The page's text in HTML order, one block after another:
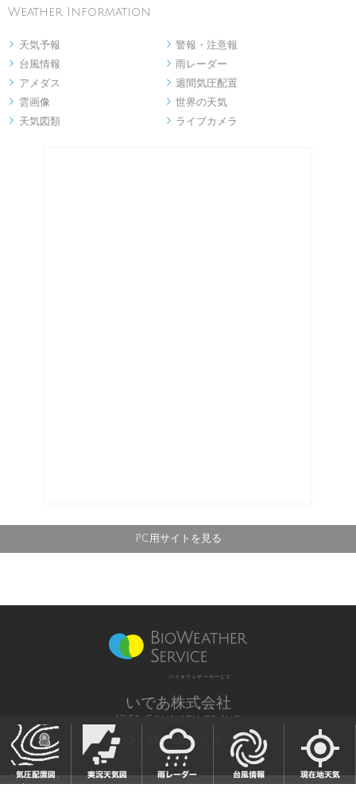
Weather Information
 天気予報  警報・注意報
 台風情報  雨レーダー
 アメダス  週間気圧配置
 雲画像  世界の天気
 天気図類  ライブカメラ
PC用サイトを見る
バイオウェザーサービス
いであ株式会社
IDEA Consultants, Inc.
気象庁長官予報業務許可 第12号
All Rights Reserved,
Copyright(c) 2003-2021 IDEA Consultants,Inc